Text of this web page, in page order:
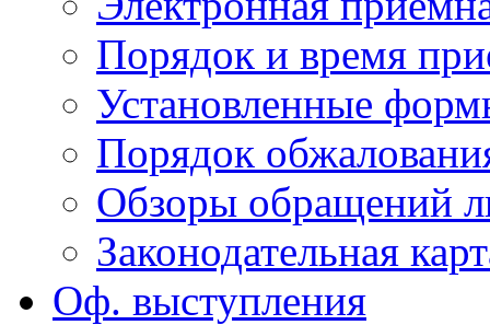
Порядок и время
Установленные
Порядок
Обзоры обращений
Законодательная
Оф. выступления